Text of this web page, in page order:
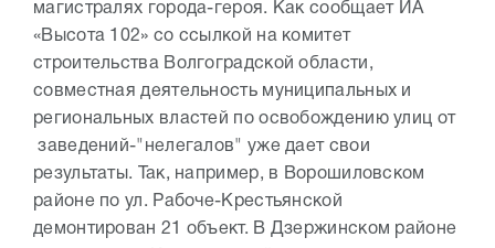
магистралях города-героя. Как сообщает ИА
«Высота 102» со ссылкой на комитет
строительства Волгоградской области,
совместная деятельность муниципальных и
региональных властей по освобождению улиц от
заведений-"нелегалов" уже дает свои
результаты. Так, например, в Ворошиловском
районе по ул. Рабоче-Крестьянской
демонтирован 21 объект. В Дзержинском районе